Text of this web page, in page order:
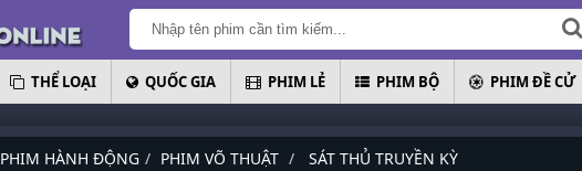
THỂ LOẠI QUỐC GIA PHIM LẺ PHIM BỘ PHIM ĐỀ CỬ
PHIM HÀNH ĐỘNG PHIM VÕ THUẬT SÁT THỦ TRUYỀN KỲ